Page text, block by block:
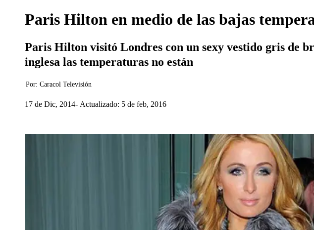
Paris Hilton en medio de las bajas
Paris Hilton visitó Londres con un sexy vestido gris de
inglesa las temperaturas no están
Por: Caracol Televisión
17 de Dic, 2014 Actualizado: 5 de feb, 2016